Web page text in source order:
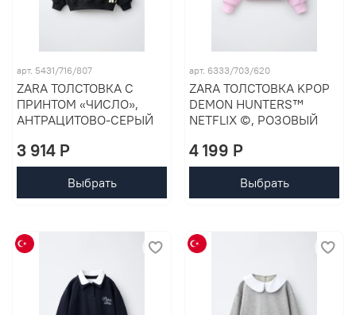
арт. 5431/716/807
ZARA ТОЛСТОВКА С
ПРИНТОМ «ЧИСЛО»,
АНТРАЦИТОВО-СЕРЫЙ
3 914 P
Выбрать
арт. 6333/703/620
ZARA ТОЛСТОВКА KPOP
DEMON HUNTERS™
NETFLIX ©, РОЗОВЫЙ
4 199 P
Выбрать